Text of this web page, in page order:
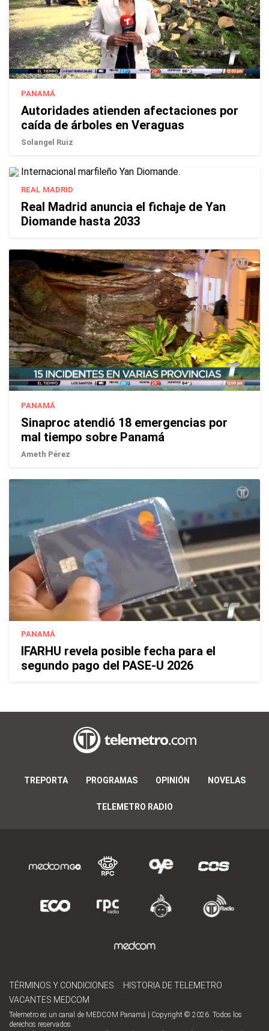
PANAMÁ
Autoridades atienden afectaciones por
caída de árboles en Veraguas
Solangel Ruiz
REAL MADRID
Real Madrid anuncia el fichaje de Yan
Diomande hasta 2033
PANAMÁ
Sinaproc atendió 18 emergencias por
mal tiempo sobre Panamá
Ameth Pérez
PANAMÁ
IFARHU revela posible fecha para el
segundo pago del PASE-U 2026
TREPORTA PROGRAMAS OPINIÓN NOVELAS
TELEMETRO RADIO
TÉRMINOS Y CONDICIONES
HISTORIA DE TELEMETRO
VACANTES MEDCOM
Telemetro es un canal de MEDCOM Panamá | Copyright © 2026. Todos los
derechos reservados.